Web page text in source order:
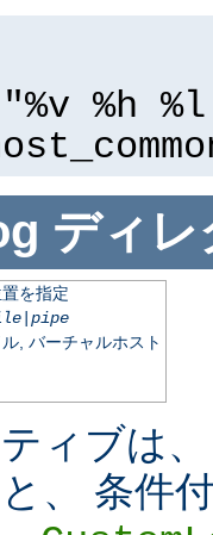
%h
ディレ
を指定
| pipe
, バーチャルホスト
ィブは
、 条件